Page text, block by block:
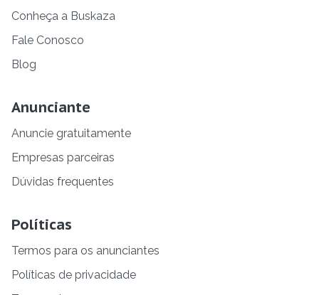
Conheça a Buskaza
Fale Conosco
Blog
Anunciante
Anuncie gratuitamente
Empresas parceiras
Dúvidas frequentes
Políticas
Termos para os anunciantes
Políticas de privacidade